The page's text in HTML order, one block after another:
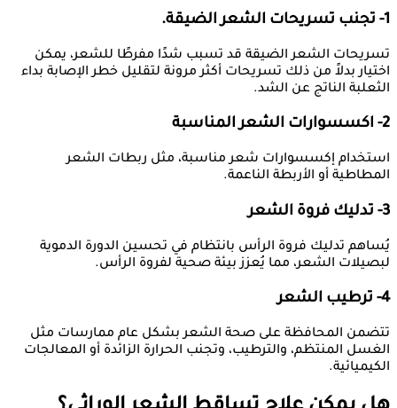
1- تجنب تسريحات الشعر الضيقة.
تسريحات الشعر الضيقة قد تسبب شدًا مفرطًا للشعر، يمكن
اختيار بدلاً من ذلك تسريحات أكثر مرونة لتقليل خطر الإصابة بداء
الثعلبة الناتج عن الشد.
2- اكسسوارات الشعر المناسبة
استخدام إكسسوارات شعر مناسبة، مثل ربطات الشعر
المطاطية أو الأربطة الناعمة.
3- تدليك فروة الشعر
يُساهم تدليك فروة الرأس بانتظام في تحسين الدورة الدموية
لبصيلات الشعر، مما يُعزز بيئة صحية لفروة الرأس.
4- ترطيب الشعر
تتضمن المحافظة على صحة الشعر بشكل عام ممارسات مثل
الغسل المنتظم، والترطيب، وتجنب الحرارة الزائدة أو المعالجات
الكيميائية.